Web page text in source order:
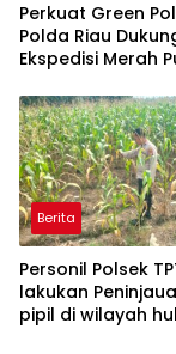
Perkuat Green
Polda Riau
Ekspedisi Merah
Penanaman
Berita
Personil Polsek
lakukan
pipil di wilayah